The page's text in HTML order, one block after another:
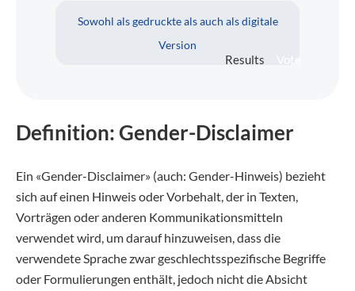
Sowohl als gedruckte als auch als digitale
Version
Results Vote
Definition: Gender-Disclaimer
Ein «Gender-Disclaimer» (auch: Gender-Hinweis) bezieht
sich auf einen Hinweis oder Vorbehalt, der in Texten,
Vorträgen oder anderen Kommunikationsmitteln
verwendet wird, um darauf hinzuweisen, dass die
verwendete Sprache zwar geschlechtsspezifische Begriffe
oder Formulierungen enthält, jedoch nicht die Absicht